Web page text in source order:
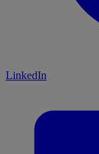
LinkedIn